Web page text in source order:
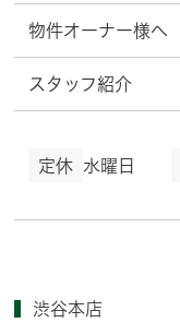
物件オーナー様へ
スタッフ紹介
定休 水曜日
渋谷本店